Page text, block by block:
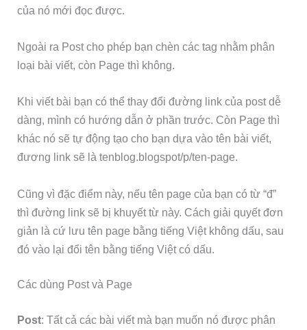
của nó mới đọc được.
Ngoài ra Post cho phép bạn chèn các tag nhằm phân
loại bài viết, còn Page thì không.
Khi viết bài bạn có thể thay đổi đường link của post dễ
dàng, mình có hướng dẫn ở phần trước. Còn Page thì
khác nó sẽ tự động tạo cho bạn dựa vào tên bài viết,
đương link sẽ là tenblog.blogspot/p/ten-page.
Cũng vì đặc điểm này, nếu tên page của bạn có từ “đ”
thì đường link sẽ bị khuyết từ này. Cách giải quyết đơn
giản là cứ lưu tên page bằng tiếng Việt không dấu, sau
đó vào lại đổi tên bằng tiếng Việt có dấu.
Các dùng Post và Page
Post: Tất cả các bài viết mà bạn muốn nó được phân